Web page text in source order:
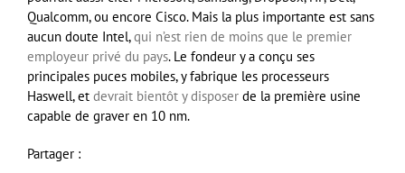
Qualcomm, ou encore Cisco. Mais la plus importante est sans
aucun doute Intel,qui n’est rien de moins que le premier
employeur privé du pays. Le fondeur y a conçu ses
principales puces mobiles, y fabrique les processeurs
Haswell, et devrait bientôt y disposer de la première usine
capable de graver en 10 nm.
Partager :